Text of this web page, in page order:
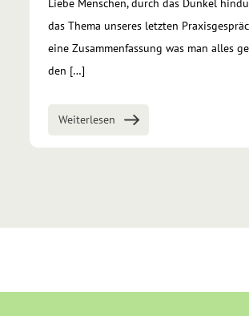
Liebe Menschen, durch das Dunkel
das Thema unseres letzten
eine Zusammenfassung was man alles
den […]
Weiterlesen